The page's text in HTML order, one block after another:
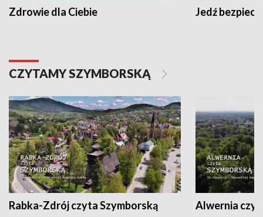
Zdrowie dla Ciebie Jedź
CZYTAMY SZYMBORSKĄ
Rabka-Zdrój czyta Szymborską Alwernia